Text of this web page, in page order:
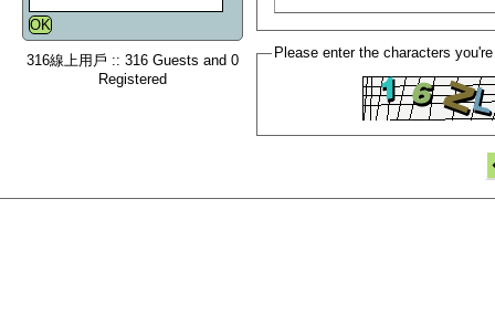
316線上用戶 :: 316 Guests and 0
Registered
Please enter the characters